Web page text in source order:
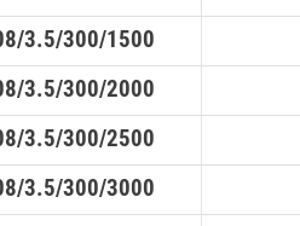
3.5/300/1500
3.5/300/2000
3.5/300/2500
3.5/300/3000